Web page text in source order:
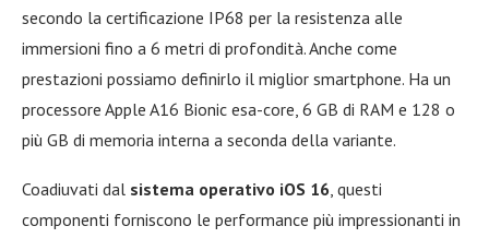
secondo la certificazione IP68 per la resistenza alle
immersioni fino a 6 metri di profondità. Anche come
prestazioni possiamo definirlo il miglior smartphone. Ha un
processore Apple A16 Bionic esa-core, 6 GB di RAM e 128 o
più GB di memoria interna a seconda della variante.
Coadiuvati dal sistema operativo iOS 16, questi
componenti forniscono le performance più impressionanti in